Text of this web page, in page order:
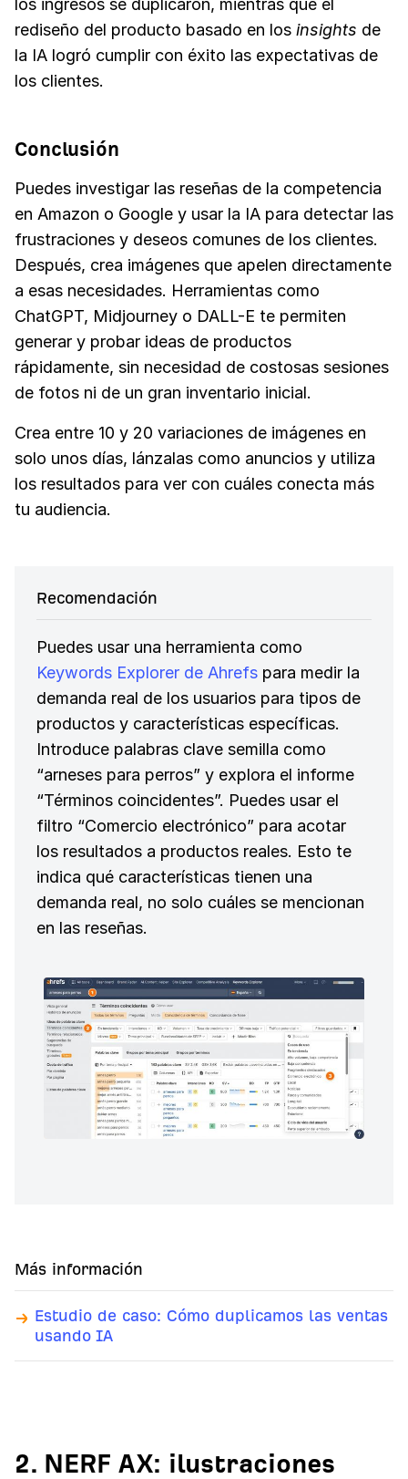
rediseño del producto basado en los insights de
la IA logró cumplir con éxito las expectativas de
los clientes.
Conclusión
Puedes investigar las reseñas de la competencia
en Amazon o Google y usar la IA para detectar las
frustraciones y deseos comunes de los clientes.
Después, crea imágenes que apelen directamente
a esas necesidades. Herramientas como
ChatGPT, Midjourney o DALL-E te permiten
generar y probar ideas de productos
rápidamente, sin necesidad de costosas sesiones
de fotos ni de un gran inventario inicial.
Crea entre 10 y 20 variaciones de imágenes en
solo unos días, lánzalas como anuncios y utiliza
los resultados para ver con cuáles conecta más
tu audiencia.
Recomendación
Puedes usar una herramienta como
Keywords Explorer de Ahrefs para medir la
demanda real de los usuarios para tipos de
productos y características específicas.
Introduce palabras clave semilla como
“arneses para perros” y explora el informe
“Términos coincidentes”. Puedes usar el
filtro “Comercio electrónico” para acotar
los resultados a productos reales. Esto te
indica qué características tienen una
demanda real, no solo cuáles se mencionan
en las reseñas.
Más información
Estudio de caso: Cómo duplicamos las ventas
usando IA
2. NERF AX: ilustraciones